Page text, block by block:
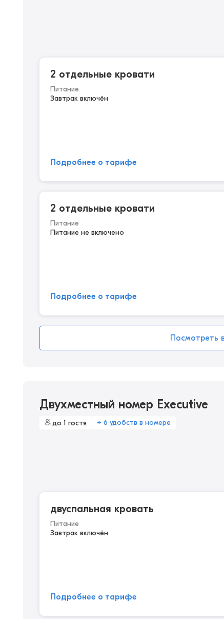
2 отдельные кровати
Питание
Завтрак включён
Подробнее о тарифе
2 отдельные кровати
Питание
Питание не включено
Подробнее о тарифе
Посмотреть
Двухместный номер Executive
до 1 гостя + 6 удобств в номере
двуспальная кровать
Питание
Завтрак включён
Подробнее о тарифе